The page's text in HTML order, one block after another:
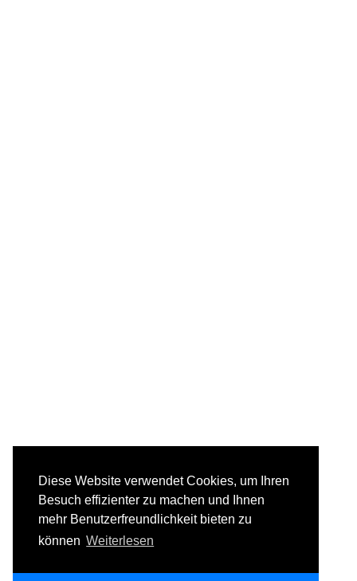
Diese Website verwendet Cookies, um Ihren
Besuch effizienter zu machen und Ihnen
mehr Benutzerfreundlichkeit bieten zu
können Weiterlesen